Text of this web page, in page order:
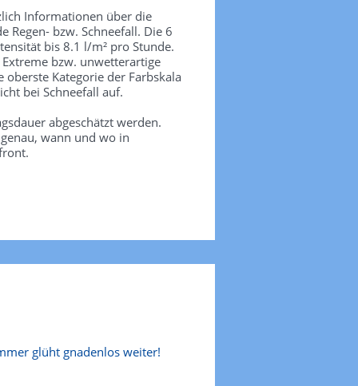
Informationen über die
Regen- bzw. Schneefall. Die 6
bis 8.1 l/m² pro Stunde.
bzw. unwetterartige
Kategorie der Farbskala
bei Schneefall auf.
abgeschätzt werden.
wann und wo in
glüht gnadenlos weiter!